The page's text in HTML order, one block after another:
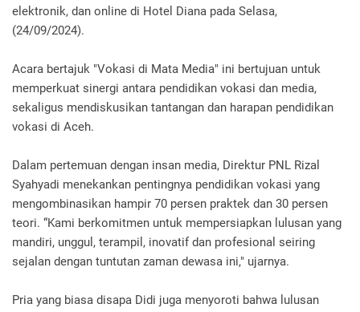
elektronik, dan online di Hotel Diana pada Selasa,
(24/09/2024).
Acara bertajuk "Vokasi di Mata Media" ini bertujuan untuk
memperkuat sinergi antara pendidikan vokasi dan media,
sekaligus mendiskusikan tantangan dan harapan pendidikan
vokasi di Aceh.
Dalam pertemuan dengan insan media, Direktur PNL Rizal
Syahyadi menekankan pentingnya pendidikan vokasi yang
mengombinasikan hampir 70 persen praktek dan 30 persen
teori. “Kami berkomitmen untuk mempersiapkan lulusan yang
mandiri, unggul, terampil, inovatif dan profesional seiring
sejalan dengan tuntutan zaman dewasa ini," ujarnya.
Pria yang biasa disapa Didi juga menyoroti bahwa lulusan